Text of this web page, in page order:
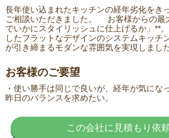
長年使い込まれたキッチンの経年劣化をき
ご相談いただきました。 お客様からの最
でいかにスタイリッシュに仕上げるか」**
したフラットなデザインのシステムキッチ
が引き締まるモダンな雰囲気を実現しました
お客様のご要望
・使い勝手は同じで良いが、経年が気にな
昨日のバランスを求めたい。
この会社に見積もり依